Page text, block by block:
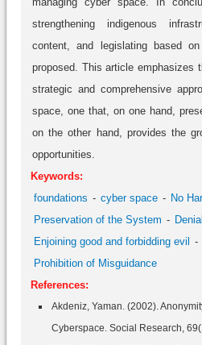
strengthening indigenous
content, and legislating based
proposed. This article emphasizes
strategic and comprehensive
space, one that, on one hand,
on the other hand, provides the
opportunities.
Keywords:
foundations
cyber space
No
Preservation of the System
Enjoining good and forbidding evil
Prohibition of Misguidance
References:
Akdeniz, Yaman. (2002).
Cyberspace. Social Research,